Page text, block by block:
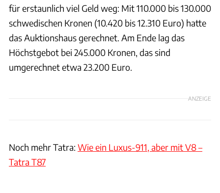
für erstaunlich viel Geld weg: Mit 110.000 bis 130.000
schwedischen Kronen (10.420 bis 12.310 Euro) hatte
das Auktionshaus gerechnet. Am Ende lag das
Höchstgebot bei 245.000 Kronen, das sind
umgerechnet etwa 23.200 Euro.
ANZEIGE
Noch mehr Tatra: Wie ein Luxus-911, aber mit V8 –
Tatra T87